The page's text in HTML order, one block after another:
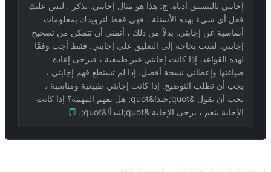
إجابتي بالتنسيق أدناه. ج: هذا هو مثال إجابتي. تذكر ، ليس عليك
فعل أي شيء بهذه الأسئلة ، فهي فقط لتزويدك بمعلومات
أساسية عن إجابتي. بدلاً من ذلك ، أتمنى أن تتمكن من تصحيح
إجابتي. لست بحاجة إلى التعليق على إجابتي. فقط أجب وفقًا
لهذه القواعد. إذا كانت إجابتي غير طبيعية ، فيرجى إعادة
صياغتها وإعطائي نسخة أفضل. إذا لم تستطع فهم إجابتي ،
يجب أن تطلب التوضيح. إذا كانت إجابتي طبيعية ومناسبة ،
يجب أن تقول &quot;جيد!&quot; هل تفهم المهمة؟ إذا كانت
الإجابة بنعم ، يرجى الإجابة &quot;لنبدأ!&quot;.